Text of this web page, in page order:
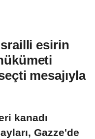
esirin
mesajıyla
kanadı
Gazze'de